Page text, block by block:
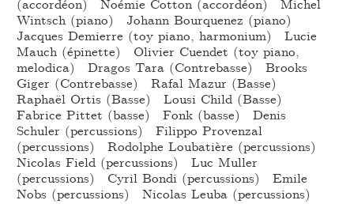
(accordéon) Noémie Cotton (accordéon) Michel
Wintsch (piano) Johann Bourquenez (piano)
Jacques Demierre (toy piano, harmonium) Lucie
Mauch (épinette) Olivier Cuendet (toy piano,
melodica) Dragos Tara (Contrebasse) Brooks
Giger (Contrebasse) Rafal Mazur (Basse)
Raphaël Ortis (Basse) Lousi Child (Basse)
Fabrice Pittet (basse) Fonk (basse) Denis
Schuler (percussions) Filippo Provenzal
(percussions) Rodolphe Loubatière (percussions)
Nicolas Field (percussions) Luc Muller
(percussions) Cyril Bondi (percussions) Emile
Nobs (percussions) Nicolas Leuba (percussions)